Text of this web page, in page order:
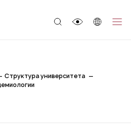
Структура университета